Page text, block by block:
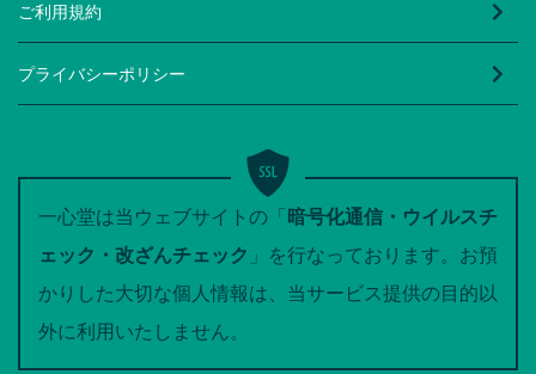
ご利用規約
プライバシーポリシー
一心堂は当ウェブサイトの「暗号化通信・ウイルスチ
ェック・改ざんチェック 」を行なっております。お預
かりした大切な個人情報は、当サービス提供の目的以
外に利用いたしません。